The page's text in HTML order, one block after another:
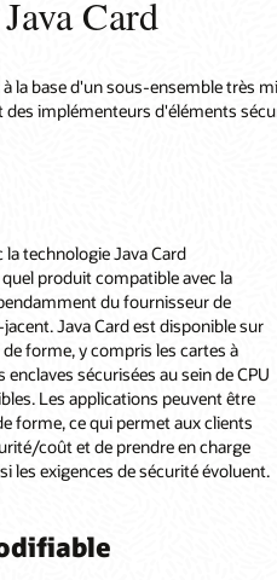
Card
la base d'un sous-ensemble très
des implémenteurs d'éléments
la technologie Java Card
produit compatible avec la
du fournisseur de
Java Card est disponible sur
forme, y compris les cartes à
enclaves sécurisées au sein de CPU
Les applications peuvent être
forme, ce qui permet aux clients
coût et de prendre en charge
les exigences de sécurité évoluent.